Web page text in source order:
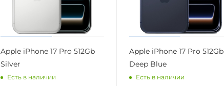
Apple iPhone 17 Pro 512Gb
Silver
Есть в наличии
Apple iPhone 17 Pro 512Gb
Deep Blue
Есть в наличии